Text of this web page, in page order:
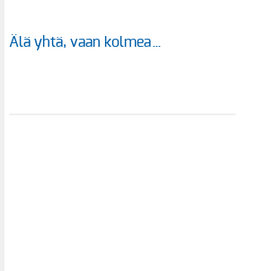
Älä yhtä, vaan kolmea…